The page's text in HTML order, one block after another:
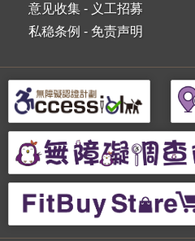
意见收集 - 义工招募
私稳条例 - 免责声明